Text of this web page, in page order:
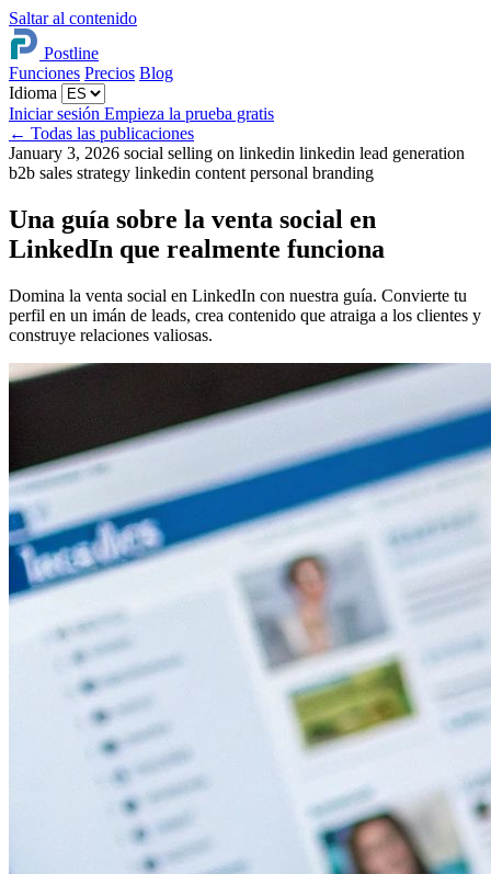
Saltar al contenido
Postline
Funciones Precios Blog
Idioma
Iniciar sesión Empieza la prueba gratis
← Todas las publicaciones
January 3, 2026 social selling on linkedin linkedin lead generation
b2b sales strategy linkedin content personal branding
Una guía sobre la venta social en
LinkedIn que realmente funciona
Domina la venta social en LinkedIn con nuestra guía. Convierte tu
perfil en un imán de leads, crea contenido que atraiga a los clientes y
construye relaciones valiosas.